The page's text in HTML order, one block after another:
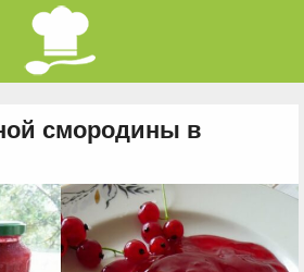
смородины в